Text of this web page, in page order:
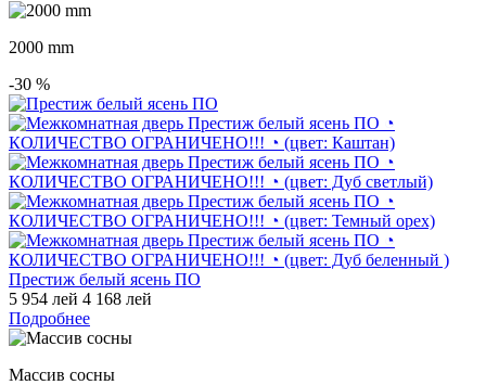
2000 mm
-30 %
Престиж белый ясень ПО
5 954 лей 4 168 лей
Подробнее
Массив сосны